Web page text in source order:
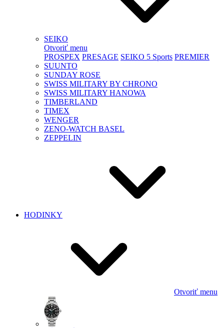
SEIKO
Otvoriť menu
PROSPEX PRESAGE SEIKO 5 Sports PREMIER
SUUNTO
SUNDAY ROSE
SWISS MILITARY BY CHRONO
SWISS MILITARY HANOWA
TIMBERLAND
TIMEX
WENGER
ZENO-WATCH BASEL
ZEPPELIN
HODINKY
Otvoriť menu